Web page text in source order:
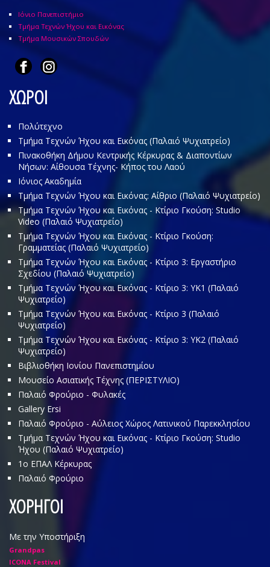
Ιόνιο Πανεπιστήμιο
Τμήμα Τεχνών Ήχου και Εικόνας
Τμήμα Μουσικών Σπουδών
ΧΩΡΟΙ
Πολύτεχνο
Τμήμα Τεχνών Ήχου και Εικόνας (Παλαιό Ψυχιατρείο)
Πινακοθήκη Δήμου Κεντρικής Κέρκυρας & Διαποντίων
Νήσων: Αίθουσα Τέχνης- Κήπος του Λαού
Ιόνιος Ακαδημία
Τμήμα Τεχνών Ήχου και Εικόνας: Αίθριο (Παλαιό Ψυχιατρείο)
Τμήμα Τεχνών Ήχου και Εικόνας - Κτίριο Γκούση: Studio
Video (Παλαιό Ψυχιατρείο)
Τμήμα Τεχνών Ήχου και Εικόνας - Κτίριο Γκούση:
Γραμματείας (Παλαιό Ψυχιατρείο)
Τμήμα Τεχνών Ήχου και Εικόνας - Κτίριο 3: Εργαστήριο
Σχεδίου (Παλαιό Ψυχιατρείο)
Τμήμα Τεχνών Ήχου και Εικόνας - Κτίριο 3: ΥΚ1 (Παλαιό
Ψυχιατρείο)
Τμήμα Τεχνών Ήχου και Εικόνας - Κτίριο 3 (Παλαιό
Ψυχιατρείο)
Τμήμα Τεχνών Ήχου και Εικόνας - Κτίριο 3: ΥΚ2 (Παλαιό
Ψυχιατρείο)
Βιβλιοθήκη Ιονίου Πανεπιστημίου
Μουσείο Ασιατικής Τέχνης (ΠΕΡΙΣΤΥΛΙΟ)
Παλαιό Φρούριο - Φυλακές
Gallery Ersi
Παλαιό Φρούριο - Αύλειος Χώρος Λατινικού Παρεκκλησίου
Τμήμα Τεχνών Ήχου και Εικόνας - Κτίριο Γκούση: Studio
Ήχου (Παλαιό Ψυχιατρείο)
1o ΕΠΑΛ Κέρκυρας
Παλαιό Φρούριο
ΧΟΡΗΓΟΙ
Με την Υποστήριξη
Grandpas
ICONA Festival